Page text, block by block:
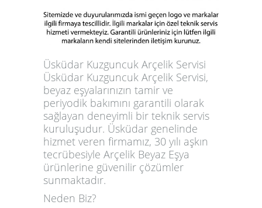
Üsküdar Kuzguncuk Arçelik Servisi
Üsküdar Kuzguncuk Arçelik Servisi,
beyaz eşyalarınızın tamir ve
periyodik bakımını garantili olarak
sağlayan deneyimli bir teknik servis
kuruluşudur. Üsküdar genelinde
hizmet veren firmamız, 30 yılı aşkın
tecrübesiyle Arçelik Beyaz Eşya
ürünlerine güvenilir çözümler
sunmaktadır.
Neden Biz?